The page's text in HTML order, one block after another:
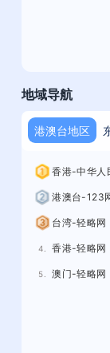
地域导航
港澳台地区
香港-中华人
港澳台-123
台湾-轻略网
4. 香港-轻略网
5. 澳门-轻略网